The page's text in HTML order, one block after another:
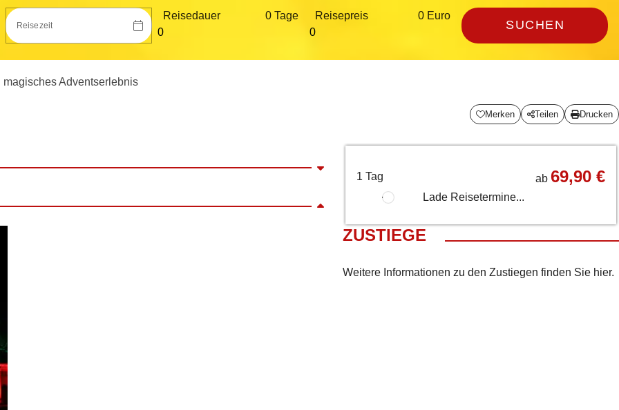
Reisezeit
Reisedauer 0 Tage Reisepreis 0 Euro
SUCHEN
Adventserlebnis
Merken Teilen Drucken
1 Tag ab 69,90 €
Lade Reisetermine...
ZUSTIEGE
Weitere Informationen zu den Zustiegen finden Sie hier.